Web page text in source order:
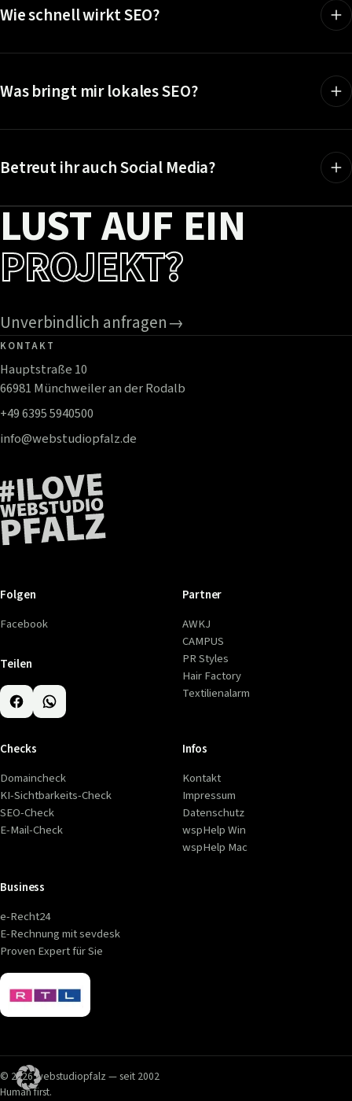
Wie schnell wirkt SEO?
Was bringt mir lokales SEO?
Betreut ihr auch Social Media?
LUST AUF EIN
PROJEKT?
Unverbindlich anfragen→
KONTAKT
Hauptstraße 10
66981 Münchweiler an der Rodalb
+49 6395 5940500
info@webstudiopfalz.de
Folgen
Facebook
Teilen
Partner
AWKJ
CAMPUS
PR Styles
Hair Factory
Textilienalarm
Checks
Domaincheck
KI-Sichtbarkeits-Check
SEO-Check
E-Mail-Check
Infos
Kontakt
Impressum
Datenschutz
wspHelp Win
wspHelp Mac
Business
e-Recht24
E-Rechnung mit sevdesk
Proven Expert für Sie
© 2026 webstudiopfalz — seit 2002
Human first.